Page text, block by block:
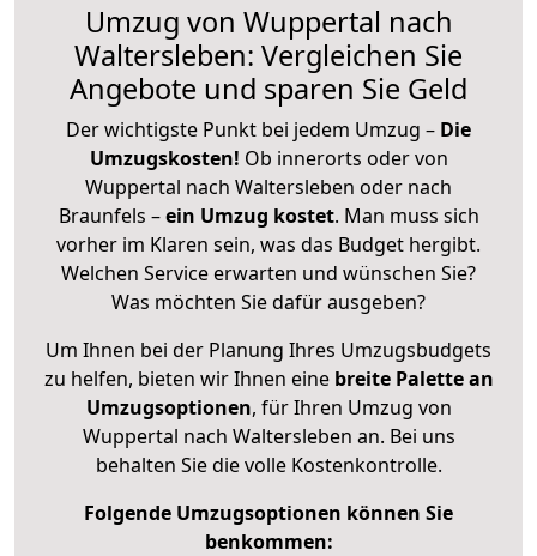
Umzug von Wuppertal nach
Waltersleben: Vergleichen Sie
Angebote und sparen Sie Geld
Der wichtigste Punkt bei jedem Umzug – Die
Umzugskosten! Ob innerorts oder von
Wuppertal nach Waltersleben oder nach
Braunfels –ein Umzug kostet. Man muss sich
vorher im Klaren sein, was das Budget hergibt.
Welchen Service erwarten und wünschen Sie?
Was möchten Sie dafür ausgeben?
Um Ihnen bei der Planung Ihres Umzugsbudgets
zu helfen, bieten wir Ihnen eine breite Palette an
Umzugsoptionen, für Ihren Umzug von
Wuppertal nach Waltersleben an. Bei uns
behalten Sie die volle Kostenkontrolle.
Folgende Umzugsoptionen können Sie
benkommen: